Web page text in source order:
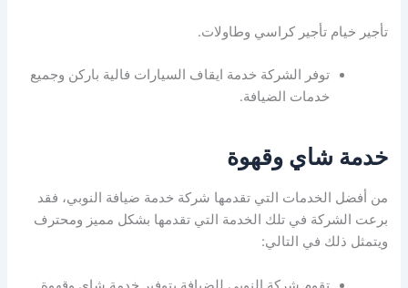
تأجير خيام تأجير كراسي وطاولات.
توفر الشركة خدمة ايقاف السيارات فالية باركن وجميع
خدمات الضيافة.
خدمة شاي وقهوة
من أفضل الخدمات التي تقدمها شركة خدمة ضيافة النوبي، فقد
برعت الشركة في تلك الخدمة التي تقدمها بشكل مميز ومحترف
ويتمثل ذلك في التالي: